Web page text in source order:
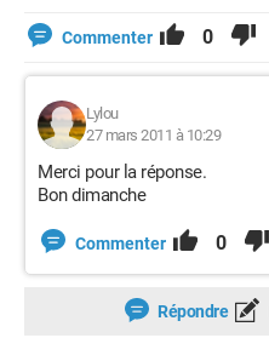
Commenter 0
Lylou
27 mars 2011 à 10:29
Merci pour la réponse.
Bon dimanche
Commenter 0
Répondre